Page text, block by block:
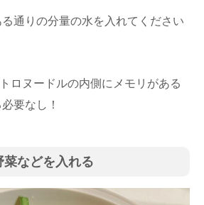
通りの分量の水を入れてください
ロヌードルの内側にメモリがある
要なし！
などを入れる